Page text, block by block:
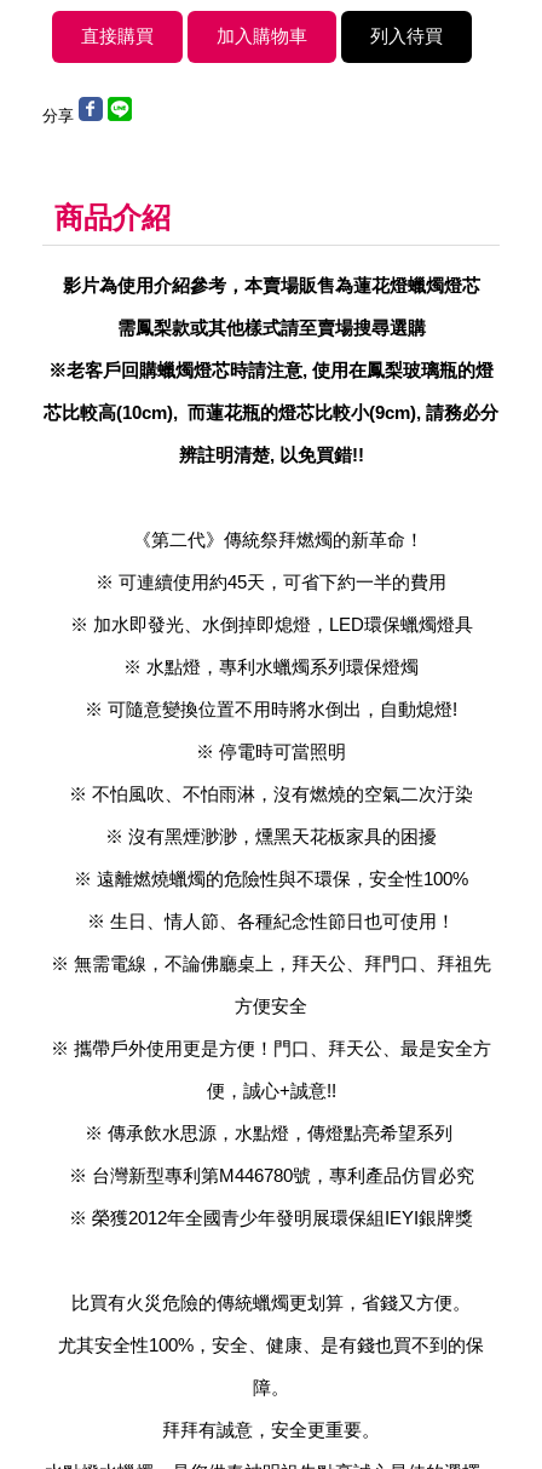
分享
商品介紹
影片為使用介紹參考，本賣場販售為蓮花燈蠟燭燈芯
需鳳梨款或其他樣式請至賣場搜尋選購
※老客戶回購蠟燭燈芯時請注意, 使用在鳳梨玻璃瓶的燈
芯比較高(10cm), 而蓮花瓶的燈芯比較小(9cm), 請務必分
辨註明清楚, 以免買錯!!
《第二代》傳統祭拜燃燭的新革命！
※ 可連續使用約45天，可省下約一半的費用
※ 加水即發光、水倒掉即熄燈，LED環保蠟燭燈具
※ 水點燈，專利水蠟燭系列環保燈燭
※ 可隨意變換位置不用時將水倒出，自動熄燈!
※ 停電時可當照明
※ 不怕風吹、不怕雨淋，沒有燃燒的空氣二次汙染
※ 沒有黑煙渺渺，燻黑天花板家具的困擾
※ 遠離燃燒蠟燭的危險性與不環保，安全性100%
※ 生日、情人節、各種紀念性節日也可使用！
※ 無需電線，不論佛廳桌上，拜天公、拜門口、拜祖先
方便安全
※ 攜帶戶外使用更是方便！門口、拜天公、最是安全方
便，誠心+誠意!!
※ 傳承飲水思源，水點燈，傳燈點亮希望系列
※ 台灣新型專利第M446780號，專利產品仿冒必究
※ 榮獲2012年全國青少年發明展環保組IEYI銀牌獎
比買有火災危險的傳統蠟燭更划算，省錢又方便。
尤其安全性100%，安全、健康、是有錢也買不到的保
障。
拜拜有誠意，安全更重要。